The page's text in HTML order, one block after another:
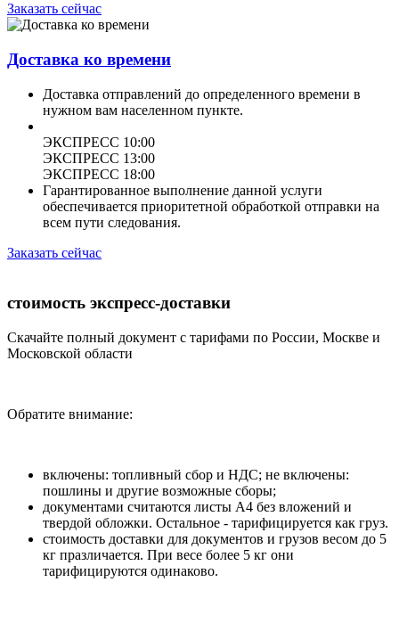
Заказать сейчас
Доставка ко времени
Доставка отправлений до определенного времени в
нужном вам населенном пункте.
ЭКСПРЕСС 10:00
ЭКСПРЕСС 13:00
ЭКСПРЕСС 18:00
Гарантированное выполнение данной услуги
обеспечивается приоритетной обработкой отправки на
всем пути следования.
Заказать сейчас
стоимость экспресс-доставки
Скачайте полный документ с тарифами по России, Москве и
Московской области
Обратите внимание:
включены: топливный сбор и НДС; не включены:
пошлины и другие возможные сборы;
документами считаются листы А4 без вложений и
твердой обложки. Остальное - тарифицируется как груз.
стоимость доставки для документов и грузов весом до 5
кг празличается. При весе более 5 кг они
тарифицируются одинаково.